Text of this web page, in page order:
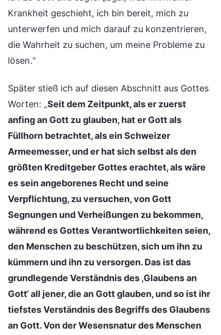
Krankheit geschieht, ich bin bereit, mich zu
unterwerfen und mich darauf zu konzentrieren,
die Wahrheit zu suchen, um meine Probleme zu
lösen.“
Später stieß ich auf diesen Abschnitt aus Gottes
Worten: „Seit dem Zeitpunkt, als er zuerst
anfing an Gott zu glauben, hat er Gott als
Füllhorn betrachtet, als ein Schweizer
Armeemesser, und er hat sich selbst als den
größten Kreditgeber Gottes erachtet, als wäre
es sein angeborenes Recht und seine
Verpflichtung, zu versuchen, von Gott
Segnungen und Verheißungen zu bekommen,
während es Gottes Verantwortlichkeiten seien,
den Menschen zu beschützen, sich um ihn zu
kümmern und ihn zu versorgen. Das ist das
grundlegende Verständnis des ‚Glaubens an
Gott‘ all jener, die an Gott glauben, und so ist ihr
tiefstes Verständnis des Begriffs des Glaubens
an Gott. Von der Wesensnatur des Menschen